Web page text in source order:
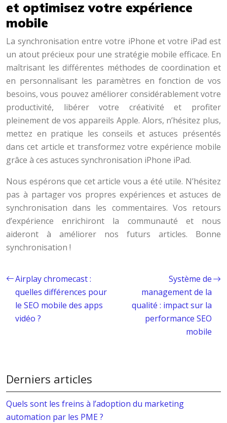
et optimisez votre expérience
mobile
La synchronisation entre votre iPhone et votre iPad est
un atout précieux pour une stratégie mobile efficace. En
maîtrisant les différentes méthodes de coordination et
en personnalisant les paramètres en fonction de vos
besoins, vous pouvez améliorer considérablement votre
productivité, libérer votre créativité et profiter
pleinement de vos appareils Apple. Alors, n’hésitez plus,
mettez en pratique les conseils et astuces présentés
dans cet article et transformez votre expérience mobile
grâce à ces astuces synchronisation iPhone iPad.
Nous espérons que cet article vous a été utile. N’hésitez
pas à partager vos propres expériences et astuces de
synchronisation dans les commentaires. Vos retours
d’expérience enrichiront la communauté et nous
aideront à améliorer nos futurs articles. Bonne
synchronisation !
Airplay chromecast :
quelles différences pour
le SEO mobile des apps
vidéo ?
Système de
management de la
qualité : impact sur la
performance SEO
mobile
Derniers articles
Quels sont les freins à l’adoption du marketing
automation par les PME ?